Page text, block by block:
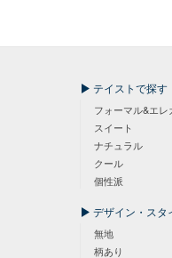
テイストで探す
フォーマル&エレ
スイート
ナチュラル
クール
個性派
デザイン・スタ
無地
柄あり